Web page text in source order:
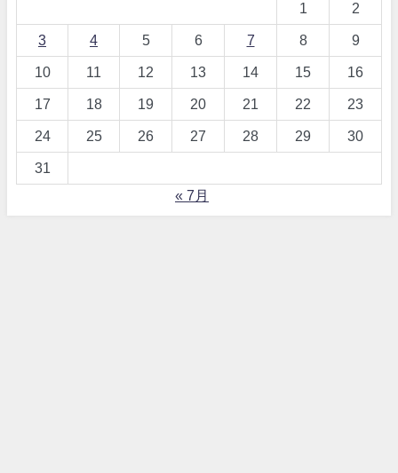
1 2
3 4 5 6 7 8 9
10 11 12 13 14 15 16
17 18 19 20 21 22 23
24 25 26 27 28 29 30
31
« 7月